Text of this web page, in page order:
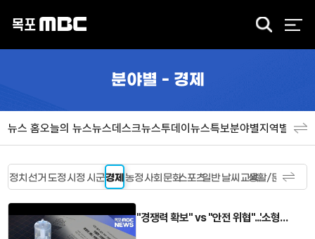
검
분야별 - 경제
뉴스 홈오늘의 뉴스뉴스데스크뉴스투데이뉴스특보분야별지역별 뉴스
정치 선거 도정 시정 시군경제 농정 사회 문화스포츠일반날씨 교육
생활/문화
"경쟁력 확보" vs "안전 위협"...'소형모듈원전' 공방